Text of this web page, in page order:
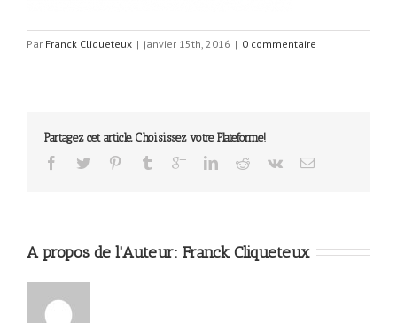
Par Franck Cliqueteux | janvier 15th, 2016 | 0 commentaire
Partagez cet article, Choisissez votre Plateforme!
A propos de l'Auteur: Franck Cliqueteux